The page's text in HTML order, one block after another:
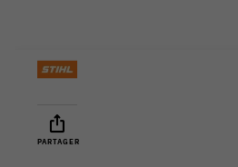
PARTAGER